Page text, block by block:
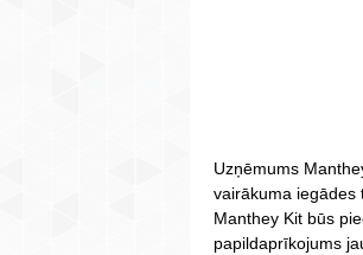
Uzņēmums
vairākuma iegādes
Manthey Kit būs
papildaprīkojums